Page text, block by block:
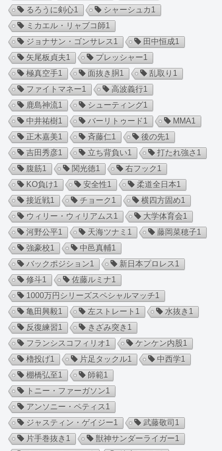
るろうに剣心1 シャーシュカ1
ミカエル・リャブコ師1
ジョナサン・ゴンサレス1 田中恒成1
矢尾板貞夫1 プレッシャー1
極真空手1 面抜き胴 1 乱取り 1
ファイトマネー1 高波義行1
鹿島神流1 シューティング1
中井祐樹1 バーリトゥード1 MMA1
正木嘉美1 斉藤仁1 後の先1
吉田秀彦1 立ち背負い1 打たれ強さ 1
腹筋1 関光徳1 右フック1
KO負け1 安全性1 柔道全日本1
接近戦1 チョーク1 横四方固め1
ウィリー・ウィリアムス1 大学体育会1
河野公平1 天海ツナミ 1 藤岡菜穂子1
強豪校1 中邑真輔1
バックポジション1 新日本プロレス1
修斗1 佐藤ルミナ1
1000万円シリーズスペシャルマッチ1
亀田興毅1 左ストレート 1 水抜き 1
反復練習1 きざみ突き 1
フランシスコフィリオ1 ケンケン内股1
櫓投げ1 片足タックル1 中西学1
棚橋弘至1 師範1
トニー・ファーガソン1
アンソニー・ペティス1
ジャスティン・ゲイジー1 武藤敬司 1
片手巻抜き 1 獣神サンダーライガー1